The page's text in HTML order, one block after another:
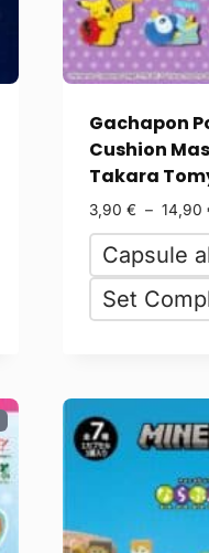
Gachapon
Cushion
Takara
3,90 € – 14,90
Capsule
Set